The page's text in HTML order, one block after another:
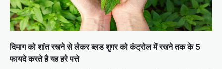
दिमाग को शांत रखने से लेकर ब्लड शुगर को कंट्रोल में रखने तक के 5
फायदे करते है यह हरे पत्ते